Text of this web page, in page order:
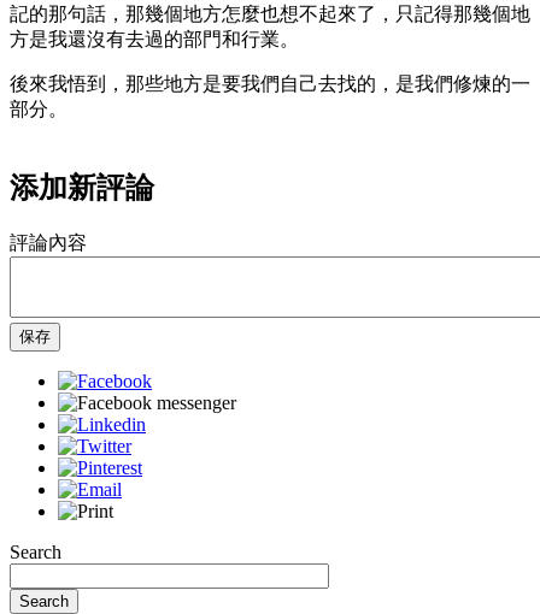
記的那句話，那幾個地方怎麼也想不起來了，只記得那幾個地
方是我還沒有去過的部門和行業。
後來我悟到，那些地方是要我們自己去找的，是我們修煉的一
部分。
添加新評論
評論內容
保存
Search
Search